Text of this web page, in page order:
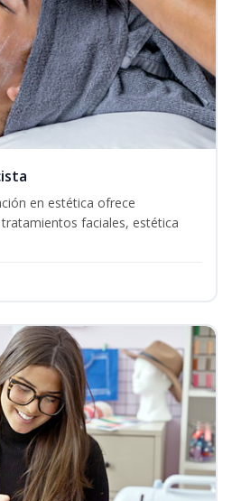
en estética ofrece
faciales, estética